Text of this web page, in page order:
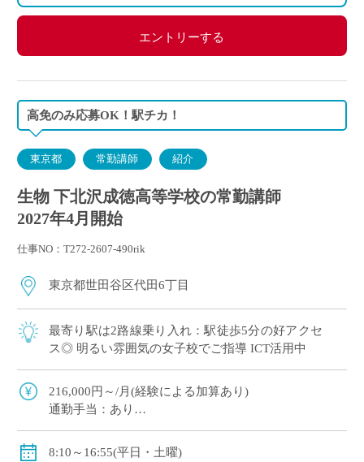
エントリーする
高免のみ応募OK！駅チカ！
東京都 常勤講師 紹介
生物 下北沢成徳高等学校の常勤講師
2027年4月開始
仕事NO：T272-2607-490rik
東京都世田谷区代田6丁目
最寄り駅は2路線乗り入れ：駅徒歩5分の好アクセ
ス◎ 明るい雰囲気の女子校でご指導 ICT活用中
216,000円～/月(経験による加算あり)
通勤手当：あり
私学共済加入
8:10～16:55(平日・土曜)